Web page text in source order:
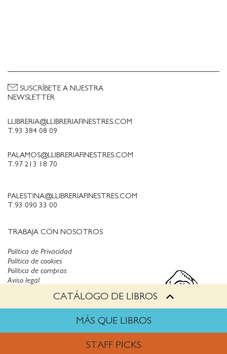
CATÁLOGO DE LIBROS
MÁS QUE LIBROS
STAFF PICKS
LLIBRERIA@LLIBRERIAFINESTRES.COM
T.93 384 08 09
PALAMOS@LLIBRERIAFINESTRES.COM
T.97 213 18 70
PALESTINA@LLIBRERIAFINESTRES.COM
T.93 090 33 00
TRABAJA CON NOSOTROS
SUSCRÍBETE A NUESTRA
NEWSLETTER
Política de Privacidad
Política de cookies
Aviso legal
Política de compras